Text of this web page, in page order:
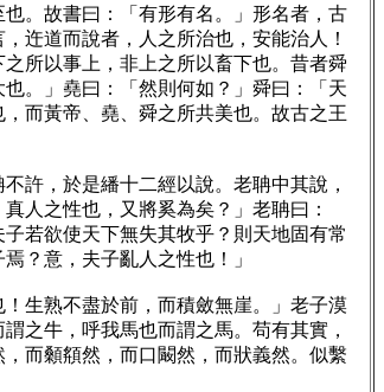
。故書曰：「有形有名。」形名者，古
迕道而說者，人之所治也，安能治人！
所以事上，非上之所以畜下也。昔者舜
。」堯曰：「然則何如？」舜曰：「天
而黃帝、堯、舜之所共美也。故古之王
許，於是繙十二經以說。老聃中其說，
人之性也，又將奚為矣？」老聃曰：
若欲使天下無失其牧乎？則天地固有常
？意，夫子亂人之性也！」
生熟不盡於前，而積斂無崖。」老子漠
之牛，呼我馬也而謂之馬。苟有其實，
而顙頯然，而口闞然，而狀義然。似繫